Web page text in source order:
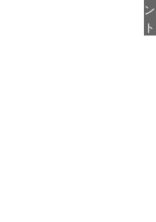
ン
ト